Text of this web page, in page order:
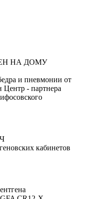
НА ДОМУ
и пневмонии от
- партнера
кабинетов